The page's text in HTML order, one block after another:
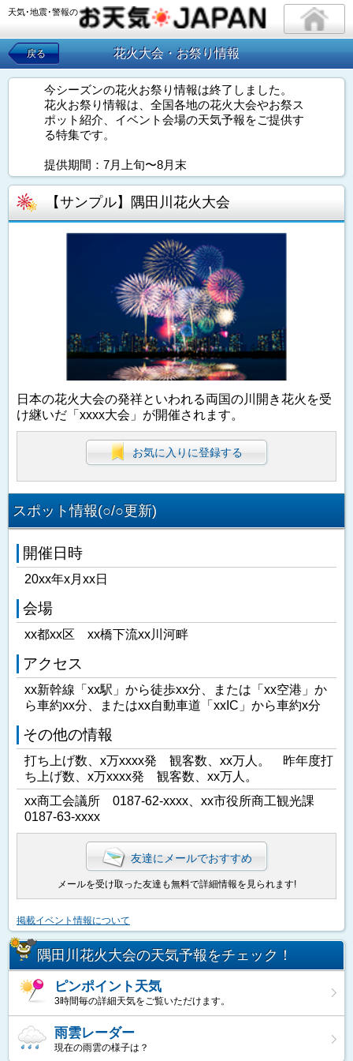
天気･地震･警報の
戻る 花火大会・お祭り情報
今シーズンの花火お祭り情報は終了しました。
花火お祭り情報は、全国各地の花火大会やお祭ス
ポット紹介、イベント会場の天気予報をご提供す
る特集です。
提供期間：7月上旬〜8月末
【サンプル】隅田川花火大会
日本の花火大会の発祥といわれる両国の川開き花火を受
け継いだ「xxxx大会」が開催されます。
お気に入りに登録する
スポット情報(○/○更新)
開催日時
20xx年x月xx日
会場
xx都xx区 xx橋下流xx川河畔
アクセス
xx新幹線「xx駅」から徒歩xx分、または「xx空港」か
ら車約xx分、またはxx自動車道「xxIC」から車約x分
その他の情報
打ち上げ数、x万xxxx発 観客数、xx万人。 昨年度打
ち上げ数、x万xxxx発 観客数、xx万人。
xx商工会議所 0187-62-xxxx、xx市役所商工観光課
0187-63-xxxx
友達にメールでおすすめ
メールを受け取った友達も無料で詳細情報を見られます!
掲載イベント情報について
隅田川花火大会の天気予報をチェック！
ピンポイント天気
3時間毎の詳細天気をご覧いただけます。
雨雲レーダー
現在の雨雲の様子は？